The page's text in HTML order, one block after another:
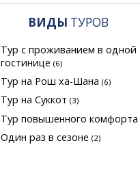
ВИДЫ ТУРОВ
Тур с проживанием в одной
гостинице (6)
Тур на Рош ха-Шана (6)
Тур на Суккот (3)
Тур повышенного комфорта
Один раз в сезоне (2)